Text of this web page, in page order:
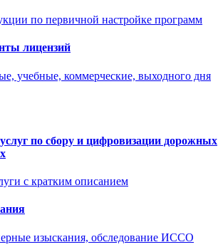
по первичной настройке программ
лицензий
учебные, коммерческие, выходного дня
по сбору и цифровизации дорожных
с кратким описанием
изыскания, обследование ИССО